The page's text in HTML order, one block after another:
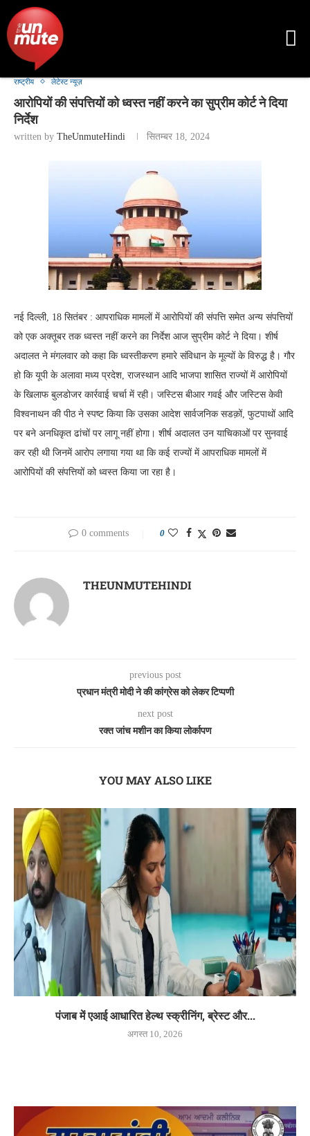
राष्ट्रीय लेटेस्ट न्यूज़
आरोपियों की संपत्तियों को ध्वस्त नहीं करने का सुप्रीम कोर्ट ने दिया
निर्देश
written by TheUnmuteHindi सितम्बर 18, 2024
नई दिल्ली, 18 सितंबर : आपराधिक मामलों में आरोपियों की संपत्ति समेत अन्य संपत्तियों
को एक अक्तूबर तक ध्वस्त नहीं करने का निर्देश आज सुप्रीम कोर्ट ने दिया। शीर्ष
अदालत ने मंगलवार को कहा कि ध्वस्तीकरण हमारे संविधान के मूल्यों के विरुद्ध है। गौर
हो कि यूपी के अलावा मध्य प्रदेश, राजस्थान आदि भाजपा शासित राज्यों में आरोपियों
के खिलाफ बुलडोजर कार्रवाई चर्चा में रही। जस्टिस बीआर गवई और जस्टिस केवी
विश्वनाथन की पीठ ने स्पष्ट किया कि उसका आदेश सार्वजनिक सडक़ों, फुटपाथों आदि
पर बने अनधिकृत ढांचों पर लागू नहीं होगा। शीर्ष अदालत उन याचिकाओं पर सुनवाई
कर रही थी जिनमें आरोप लगाया गया था कि कई राज्यों में आपराधिक मामलों में
आरोपियों की संपत्तियों को ध्वस्त किया जा रहा है।
0 comments 0
THEUNMUTEHINDI
previous post
प्रधान मंत्री मोदी ने की कांग्रेस को लेकर टिप्पणी
next post
रक्त जांच मशीन का किया लोर्कापण
YOU MAY ALSO LIKE
पंजाब में एआई आधारित हेल्थ स्क्रीनिंग, ब्रेस्ट और...
अगस्त 10, 2026